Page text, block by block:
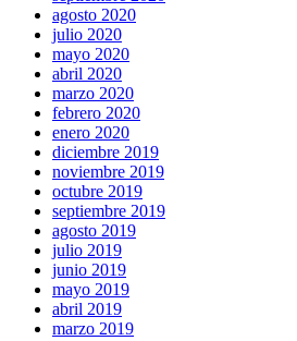
agosto 2020
julio 2020
mayo 2020
abril 2020
marzo 2020
febrero 2020
enero 2020
diciembre 2019
noviembre 2019
octubre 2019
septiembre 2019
agosto 2019
julio 2019
junio 2019
mayo 2019
abril 2019
marzo 2019